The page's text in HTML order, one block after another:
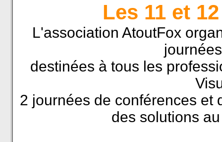
Les 11 et
L'association AtoutFox
destinées à tous les
2 journées de conférences et
des solutions